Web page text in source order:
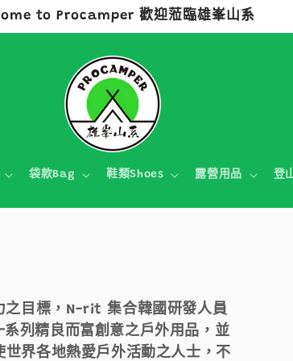
to Procamper 歡迎蒞臨雄峯山系
袋款Bag 鞋類Shoes 露營用品 登
目標，N-rit 集合韓國研發人員
列精良而富創意之戶外用品，並
界各地熱愛戶外活動之人士，不